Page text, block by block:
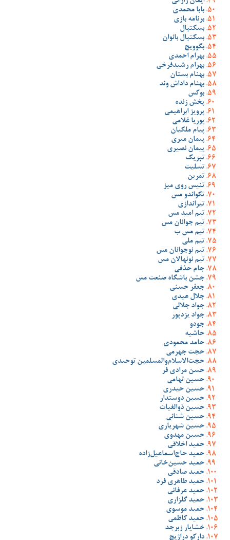
بابا محمدی
برنامه بازی
بسکتبال
بسکتبال بانوان
بگوویچ
بهرام احمدی
بهرام رشیدفرخی
بهنام بستان
بهنام داداش وند
بوکس
پخش زنده
پرویز ابراهیمی
پوریا غلامی
پیام ملکیان
پیمان میری
پیمان نصیری
تبریک
تسلیت
تمرین
تنیس روی میز
تکواندو مس
تیراندازی
تیم امید مس
تیم جوانان مس
تیم مس ب
تیم ملی
تیم نوجوانان مس
تیم نونهالان مس
جام حذفی
جشن باشگاه صنعت مس
جعفر حسنی
جلال عبدی
جواد جلالی
جواد یزدپور
جودو
حاشیه
حامد محمودی
حجت جهرمی
حجت‌الاسلام‌والمسلمین توحیدی
حسن مرادی فر
حسین تهامی
حسین حیدری
حسین دوستدار
حسین ذوالغیاث
حسین شنانی
حسین شهریاری
حسین مهدوی
حمید اخلاقی
حمید حاج‌اسماعیل‌زاده
حمید حسین‌خانی
حمید صادقی
حمید طاهری فرد
حمید عرفانی
حمید گلزاری
حمید موسوی
حمید کاظمی
خشایار زبرجد
دارکو دراژیچ